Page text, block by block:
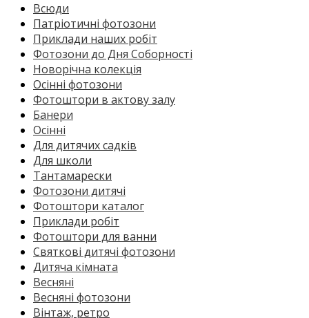
Всюди
Патріотичні фотозони
Приклади наших робіт
Фотозони до Дня Соборності
Новорічна колекція
Осінні фотозони
Фотоштори в актову залу
Банери
Осінні
Для дитячих садків
Для школи
Тантамарески
Фотозони дитячі
Фотоштори каталог
Приклади робіт
Фотоштори для ванни
Святкові дитячі фотозони
Дитяча кімната
Весняні
Весняні фотозони
Вінтаж, ретро